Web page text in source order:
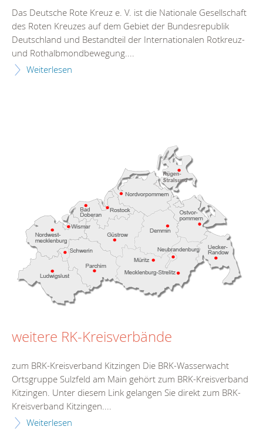
Das Deutsche Rote Kreuz e. V. ist die Nationale Gesellschaft
des Roten Kreuzes auf dem Gebiet der Bundesrepublik
Deutschland und Bestandteil der Internationalen Rotkreuz-
und Rothalbmondbewegung....
Weiterlesen
weitere RK-Kreisverbände
zum BRK-Kreisverband Kitzingen Die BRK-Wasserwacht
Ortsgruppe Sulzfeld am Main gehört zum BRK-Kreisverband
Kitzingen. Unter diesem Link gelangen Sie direkt zum BRK-
Kreisverband Kitzingen....
Weiterlesen